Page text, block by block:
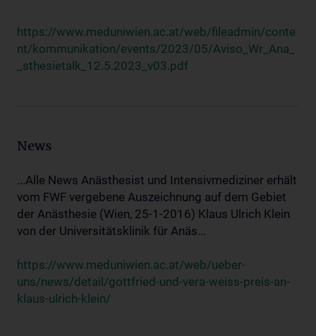
https://www.meduniwien.ac.at/web/fileadmin/conte
nt/kommunikation/events/2023/05/Aviso_Wr_Ana_
_sthesietalk_12.5.2023_v03.pdf
News
...Alle News Anästhesist und Intensivmediziner erhält
vom FWF vergebene Auszeichnung auf dem Gebiet
der Anästhesie (Wien, 25-1-2016) Klaus Ulrich Klein
von der Universitätsklinik für Anäs...
https://www.meduniwien.ac.at/web/ueber-
uns/news/detail/gottfried-und-vera-weiss-preis-an-
klaus-ulrich-klein/